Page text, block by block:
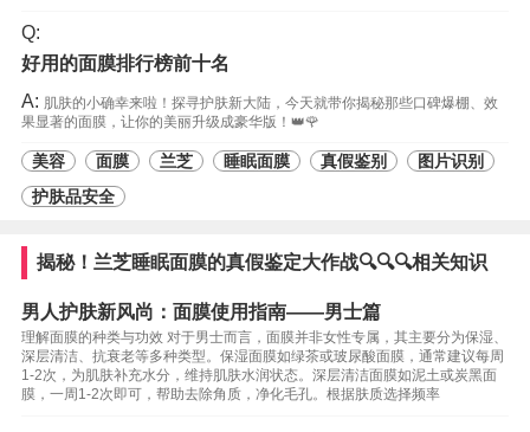
Q:
好用的面膜排行榜前十名
A: 肌肤的小确幸来啦！探寻护肤新大陆，今天就带你揭秘那些口碑爆棚、效
果显著的面膜，让你的美丽升级成豪华版！👑🌹
美容 面膜 兰芝 睡眠面膜 真假鉴别
图片识别
护肤品安全
揭秘！兰芝睡眠面膜的真假鉴定大作战🔍🔍🔍相关知识
男人护肤新风尚：面膜使用指南——男士篇
理解面膜的种类与功效 对于男士而言，面膜并非女性专属，其主要分为保湿、
深层清洁、抗衰老等多种类型。保湿面膜如绿茶或玻尿酸面膜，通常建议每周
1-2次，为肌肤补充水分，维持肌肤水润状态。深层清洁面膜如泥土或炭黑面
膜，一周1-2次即可，帮助去除角质，净化毛孔。根据肤质选择频率